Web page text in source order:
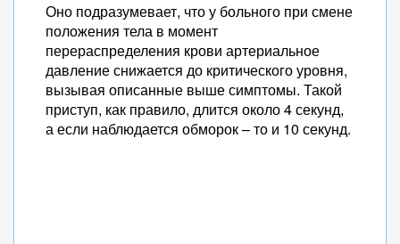
Оно подразумевает, что у больного при смене
положения тела в момент
перераспределения крови артериальное
давление снижается до критического уровня,
вызывая описанные выше симптомы. Такой
приступ, как правило, длится около 4 секунд,
а если наблюдается обморок – то и 10 секунд.